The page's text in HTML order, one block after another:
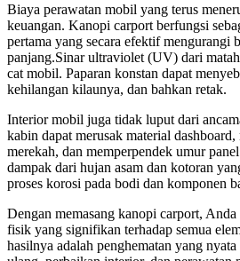
Biaya perawatan mobil yang terus
keuangan. Kanopi carport berfungsi
pertama yang secara efektif mengurangi
panjang.Sinar ultraviolet (UV) dari
cat mobil. Paparan konstan dapat
kehilangan kilaunya, dan bahkan retak.
Interior mobil juga tidak luput dari
kabin dapat merusak material
merekah, dan memperpendek umur
dampak dari hujan asam dan kotoran
proses korosi pada bodi dan komponen
Dengan memasang kanopi carport,
fisik yang signifikan terhadap semua
hasilnya adalah penghematan yang